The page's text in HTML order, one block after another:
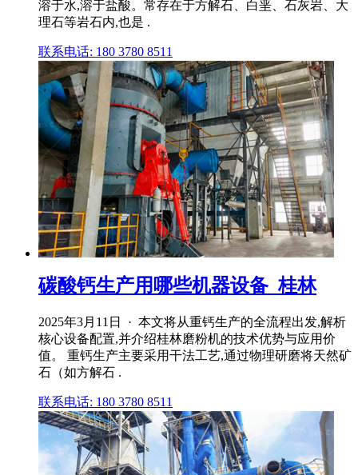
溶于水,溶于盐酸。常存在于方解石、白垩、石灰岩、大
理石等岩石内,也是 .
联系电话: 180 3780 8511
碳酸钙生产用哪些机器设备_桂林
2025年3月11日 · 本文将从重钙生产的全流程出发,解析
核心设备配置,并介绍桂林磨粉机的技术优势与应用价
值。 重钙生产主要采用干法工艺,通过物理研磨将天然矿
石（如方解石 .
联系电话: 180 3780 8511